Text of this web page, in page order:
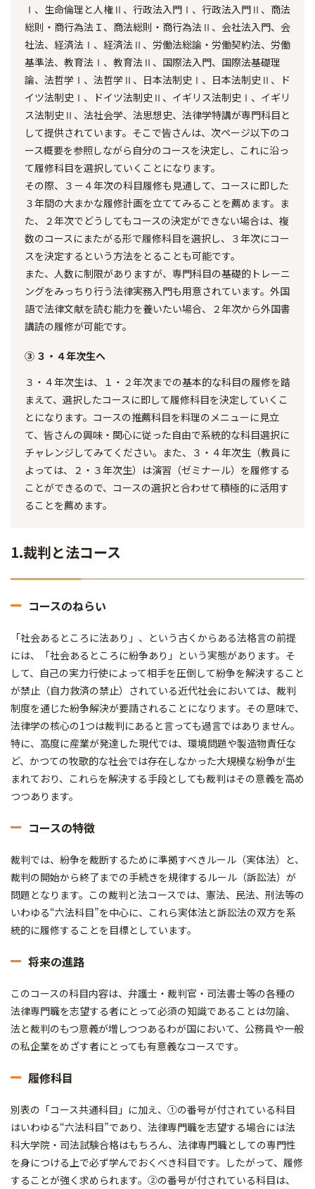
Ⅰ、生命倫理と人権Ⅱ、行政法入門Ⅰ、行政法入門Ⅱ、商法
総則・商行為法Ｉ、商法総則・商行為法Ⅱ、会社法入門、会
社法、経済法Ⅰ、経済法Ⅱ、労働法総論・労働契約法、労働
基準法、教育法Ⅰ、教育法Ⅱ、国際法入門、国際法基礎理
論、法哲学Ⅰ、法哲学Ⅱ、日本法制史Ⅰ、日本法制史Ⅱ、ド
イツ法制史Ⅰ、ドイツ法制史Ⅱ、イギリス法制史Ⅰ、イギリ
ス法制史Ⅱ、法社会学、法思想史、法律学特講が専門科目と
して提供されています。そこで皆さんは、次ページ以下のコ
ース概要を参照しながら自分のコースを決定し、これに沿っ
て履修科目を選択していくことになります。
その際、３－４年次の科目履修も見通して、コースに即した
３年間の大まかな履修計画を立ててみることを薦めます。ま
た、２年次でどうしてもコースの決定ができない場合は、複
数のコースにまたがる形で履修科目を選択し、３年次にコー
スを決定するという方法をとることも可能です。
また、人数に制限がありますが、専門科目の基礎的トレーニ
ングをみっちり行う法律実務入門も用意されています。外国
語で法律文献を読む能力を養いたい場合、２年次から外国書
講読の履修が可能です。
③ ３・４年次生へ
３・４年次生は、１・２年次までの基本的な科目の履修を踏
まえて、選択したコースに即して履修科目を決定していくこ
とになります。コースの推薦科目を料理のメニューに見立
て、皆さんの興味・関心に従った自由で系統的な科目選択に
チャレンジしてみてください。また、３・４年次生（教員に
よっては、２・３年次生）は演習（ゼミナール）を履修する
ことができるので、コースの選択と合わせて積極的に活用す
ることを薦めます。
1.裁判と法コース
コースのねらい
「社会あるところに法あり」、という古くからある法格言の前提
には、「社会あるところに紛争あり」という実態があります。そ
して、自己の実力行使によって相手を圧倒して紛争を解決すること
が禁止（自力救済の禁止）されている近代社会においては、裁判
制度を通じた紛争解決が要請されることになります。その意味で、
法律学の核心の1つは裁判にあると言っても過言ではありません。
特に、高度に産業が発達した現代では、環境問題や製造物責任な
ど、かつての牧歌的な社会では存在しなかった大規模な紛争が生
まれており、これらを解決する手段としても裁判はその意義を高め
つつあります。
コースの特徴
裁判では、紛争を裁断するために準拠すべきルール（実体法）と、
裁判の開始から終了までの手続きを規律するルール（訴訟法）が
問題となります。この裁判と法コースでは、憲法、民法、刑法等の
いわゆる“六法科目”を中心に、これら実体法と訴訟法の双方を系
統的に履修することを目標としています。
将来の進路
このコースの科目内容は、弁護士・裁判官・司法書士等の各種の
法律専門職を志望する者にとって必須の知識であることは勿論、
法と裁判のもつ意義が増しつつあるわが国において、公務員や一般
の私企業をめざす者にとっても有意義なコースです。
履修科目
別表の「コース共通科目」に加え、①の番号が付されている科目
はいわゆる“六法科目”であり、法律専門職を志望する場合には法
科大学院・司法試験合格はもちろん、法律専門職としての専門性
を身につける上で必ず学んでおくべき科目です。したがって、履修
することが強く求められます。②の番号が付されている科目は、